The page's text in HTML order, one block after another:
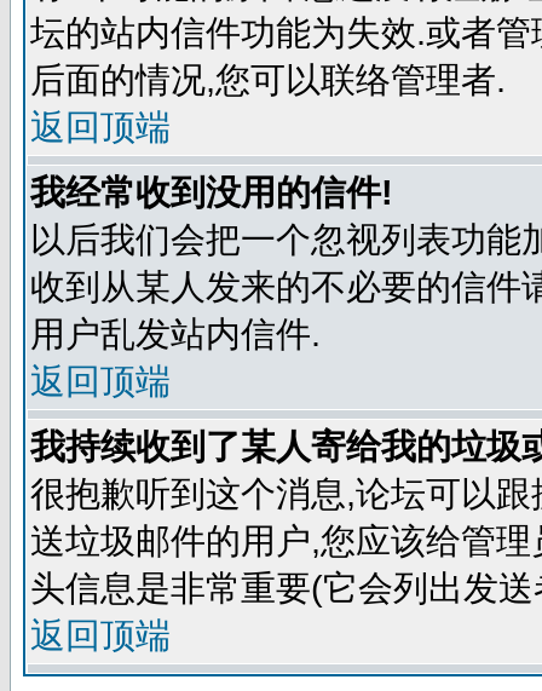
坛的站内信件功能为失效.或者
后面的情况,您可以联络管理者.
返回顶端
我经常收到没用的信件!
以后我们会把一个忽视列表功
收到从某人发来的不必要的信件
用户乱发站内信件.
返回顶端
我持续收到了某人寄给我的垃圾
很抱歉听到这个消息,论坛可以
送垃圾邮件的用户,您应该给管
头信息是非常重要(它会列出发
返回顶端